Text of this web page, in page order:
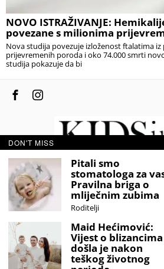
NOVO ISTRAŽIVANJE:
povezane s milionima
Nova studija povezuje izloženost ftalatima
prijevremenih poroda i oko 74.000 smrti
studija pokazuje da bi
© 2020 -
Sva prava zadržana. Zabranjeno
dozvole izdavača.
Developed by Amar
IZAŠAO JE NOVI MAGAZIN!
DON'T MISS
Pitali smo
stomatologa za
Pravilna briga o
mliječnim zubima
Roditelji
Maid Hećimović:
Vijest o blizancima
došla je nakon
teškog životnog